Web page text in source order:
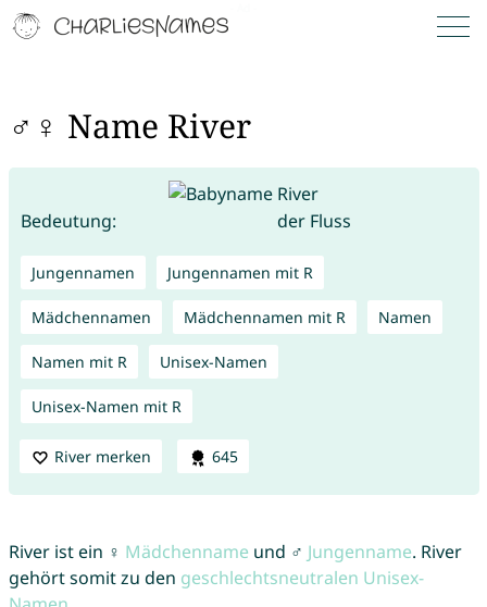
♂♀ Name River
Bedeutung: der Fluss
Jungennamen Jungennamen mit R
Mädchennamen Mädchennamen mit R Namen
Namen mit R Unisex-Namen
Unisex-Namen mit R
River merken 645
River ist ein ♀ Mädchenname und ♂ Jungenname. River
gehört somit zu den geschlechtsneutralen Unisex-